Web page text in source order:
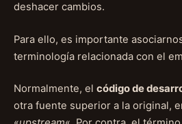
deshacer cambios.
Para ello, es importante
terminología relacionada con el
Normalmente, el código de
otra fuente superior a la original,